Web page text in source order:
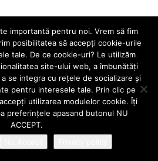
importantă pentru noi. Vrem să fim
posibilitatea să accepţi cookie-urile
tale. De ce cookie-uri? Le utilizăm
site-ului web, a îmbunătăţi
se integra cu reţele de socializare şi
pentru interesele tale. Prin clic pe
utilizarea modulelor cookie. Îţi
preferinţele apasand butonul NU
ACCEPT.